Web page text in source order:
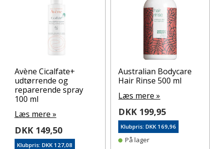
Avène Cicalfate+
udtørrende og
reparerende spray
100 ml
Læs mere »
DKK 149,50
Klubpris: DKK 127,08
Australian Bodycare
Hair Rinse 500 ml
Læs mere »
DKK 199,95
Klubpris: DKK 169,96
På lager